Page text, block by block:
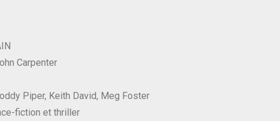
Carpenter
Piper, Keith David, Meg Foster
fiction et thriller